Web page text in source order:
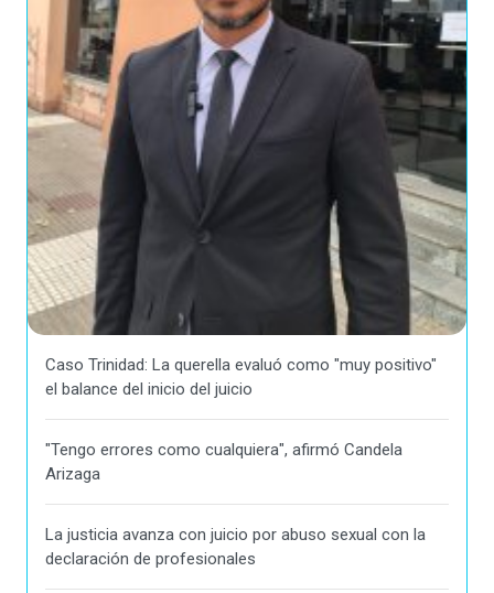
Caso Trinidad: La querella evaluó como "muy positivo"
el balance del inicio del juicio
"Tengo errores como cualquiera", afirmó Candela
Arizaga
La justicia avanza con juicio por abuso sexual con la
declaración de profesionales